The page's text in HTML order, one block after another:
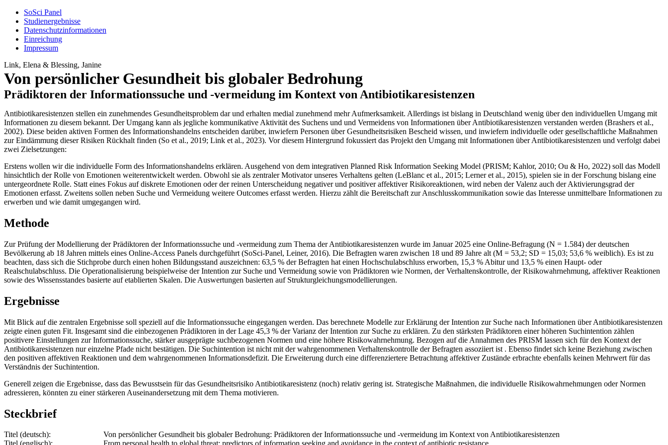
SoSci Panel
Studienergebnisse
Datenschutzinformationen
Einreichung
Impressum
Link, Elena & Blessing, Janine
Von persönlicher Gesundheit bis globaler Bedrohung
Prädiktoren der Informationssuche und -vermeidung im Kontext von Antibiotikaresistenzen
Antibiotikaresistenzen stellen ein zunehmendes Gesundheitsproblem dar und erhalten medial zunehmend mehr Aufmerksamkeit. Allerdings ist bislang in Deutschland wenig über den individuellen Umgang mit
Informationen zu diesem bekannt. Der Umgang kann als jegliche kommunikative Aktivität des Suchens und und Vermeidens von Informationen über Antibiotikaresistenzen verstanden werden (Brashers et al.,
2002). Diese beiden aktiven Formen des Informationshandelns entscheiden darüber, inwiefern Personen über Gesundheitsrisiken Bescheid wissen, und inwiefern individuelle oder gesellschaftliche Maßnahmen
zur Eindämmung dieser Risiken Rückhalt finden (So et al., 2019; Link et al., 2023). Vor diesem Hintergrund fokussiert das Projekt den Umgang mit Informationen über Antibiotikaresistenzen und verfolgt dabei
zwei Zielsetzungen:
Erstens wollen wir die individuelle Form des Informationshandelns erklären. Ausgehend von dem integrativen Planned Risk Information Seeking Model (PRISM; Kahlor, 2010; Ou & Ho, 2022) soll das Modell
hinsichtlich der Rolle von Emotionen weiterentwickelt werden. Obwohl sie als zentraler Motivator unseres Verhaltens gelten (LeBlanc et al., 2015; Lerner et al., 2015), spielen sie in der Forschung bislang eine
untergeordnete Rolle. Statt eines Fokus auf diskrete Emotionen oder der reinen Unterscheidung negativer und positiver affektiver Risikoreaktionen, wird neben der Valenz auch der Aktivierungsgrad der
Emotionen erfasst. Zweitens sollen neben Suche und Vermeidung weitere Outcomes erfasst werden. Hierzu zählt die Bereitschaft zur Anschlusskommunikation sowie das Interesse unmittelbare Informationen zu
erwerben und wie damit umgegangen wird.
Methode
Zur Prüfung der Modellierung der Prädiktoren der Informationssuche und -vermeidung zum Thema der Antibiotikaresistenzen wurde im Januar 2025 eine Online-Befragung (N = 1.584) der deutschen
Bevölkerung ab 18 Jahren mittels eines Online-Access Panels durchgeführt (SoSci-Panel, Leiner, 2016). Die Befragten waren zwischen 18 und 89 Jahre alt (M = 53,2; SD = 15,03; 53,6 % weiblich). Es ist zu
beachten, dass sich die Stichprobe durch einen hohen Bildungsstand auszeichnen: 63,5 % der Befragten hat einen Hochschulabschluss erworben, 15,3 % Abitur und 13,5 % einen Haupt- oder
Realschulabschluss. Die Operationalisierung beispielweise der Intention zur Suche und Vermeidung sowie von Prädiktoren wie Normen, der Verhaltenskontrolle, der Risikowahrnehmung, affektiver Reaktionen
sowie des Wissensstandes basierte auf etablierten Skalen. Die Auswertungen basierten auf Strukturgleichungsmodellierungen.
Ergebnisse
Mit Blick auf die zentralen Ergebnisse soll speziell auf die Informationssuche eingegangen werden. Das berechnete Modelle zur Erklärung der Intention zur Suche nach Informationen über Antibiotikaresistenzen
zeigte einen guten Fit. Insgesamt sind die einbezogenen Prädiktoren in der Lage 45,3 % der Varianz der Intention zur Suche zu erklären. Zu den stärksten Prädiktoren einer höheren Suchintention zählen
positivere Einstellungen zur Informationssuche, stärker ausgeprägte suchbezogenen Normen und eine höhere Risikowahrnehmung. Bezogen auf die Annahmen des PRISM lassen sich für den Kontext der
Antibiotikaresistenzen nur einzelne Pfade nicht bestätigen. Die Suchintention ist nicht mit der wahrgenommenen Verhaltenskontrolle der Befragten assoziiert ist . Ebenso findet sich keine Beziehung zwischen
den positiven affektiven Reaktionen und dem wahrgenommenen Informationsdefizit. Die Erweiterung durch eine differenziertere Betrachtung affektiver Zustände erbrachte ebenfalls keinen Mehrwert für das
Verständnis der Suchintention.
Generell zeigen die Ergebnisse, dass das Bewusstsein für das Gesundheitsrisiko Antibiotikaresistenz (noch) relativ gering ist. Strategische Maßnahmen, die individuelle Risikowahrnehmungen oder Normen
adressieren, könnten zu einer stärkeren Auseinandersetzung mit dem Thema motivieren.
Steckbrief
Titel (deutsch):
Von persönlicher Gesundheit bis globaler Bedrohung: Prädiktoren der Informationssuche und -vermeidung im Kontext von Antibiotikaresistenzen